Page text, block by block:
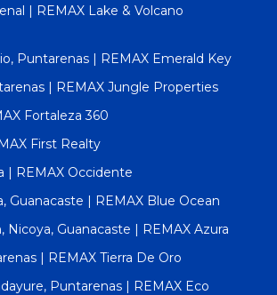
| REMAX Lake & Volcano
Puntarenas | REMAX Emerald Key
| REMAX Jungle Properties
Fortaleza 360
First Realty
| REMAX Occidente
Guanacaste | REMAX Blue Ocean
Nicoya, Guanacaste | REMAX Azura
| REMAX Tierra De Oro
Puntarenas | REMAX Eco